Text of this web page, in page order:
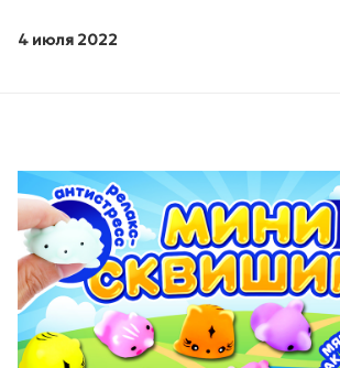
4 июля 2022